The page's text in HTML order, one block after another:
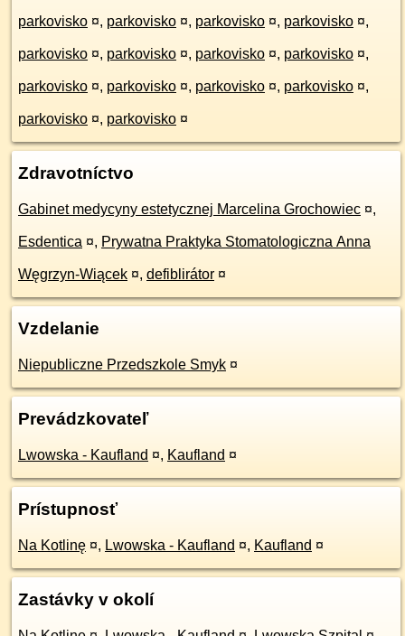
parkovisko ¤, parkovisko ¤, parkovisko ¤, parkovisko ¤,
parkovisko ¤, parkovisko ¤, parkovisko ¤, parkovisko ¤,
parkovisko ¤, parkovisko ¤, parkovisko ¤, parkovisko ¤,
parkovisko ¤, parkovisko ¤
Zdravotníctvo
Gabinet medycyny estetycznej Marcelina Grochowiec ¤,
Esdentica ¤, Prywatna Praktyka Stomatologiczna Anna
Węgrzyn-Wiącek ¤, defiblirátor ¤
Vzdelanie
Niepubliczne Przedszkole Smyk ¤
Prevádzkovateľ
Lwowska - Kaufland ¤, Kaufland ¤
Prístupnosť
Na Kotlinę ¤, Lwowska - Kaufland ¤, Kaufland ¤
Zastávky v okolí